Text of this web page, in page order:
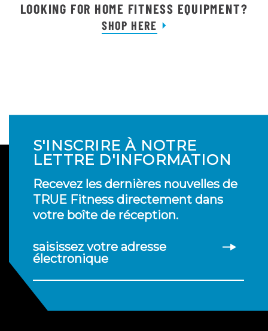
LOOKING FOR HOME FITNESS EQUIPMENT?
SHOP HERE
S'INSCRIRE À NOTRE
LETTRE D'INFORMATION
Recevez les dernières nouvelles de
TRUE Fitness directement dans
votre boîte de réception.
saisissez votre adresse
électronique